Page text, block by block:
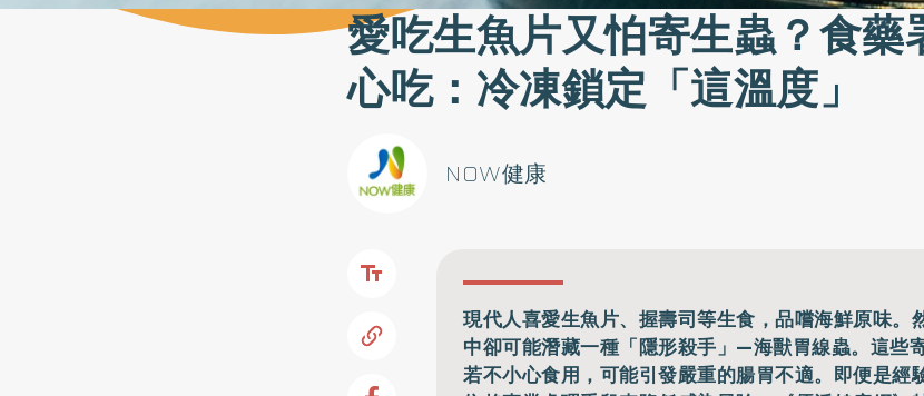
愛吃生魚片又怕寄生蟲？食
心吃：冷凍鎖定「這溫度」
NOW健康
現代人喜愛生魚片、握壽司等生食，品嚐海鮮原味。
中卻可能潛藏一種「隱形殺手」—海獸胃線蟲。這些
若不小心食用，可能引發嚴重的腸胃不適。即便是經